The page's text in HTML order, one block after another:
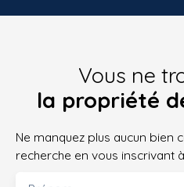
Vous ne
la propriété
Ne manquez plus aucun
recherche en vous inscrivant